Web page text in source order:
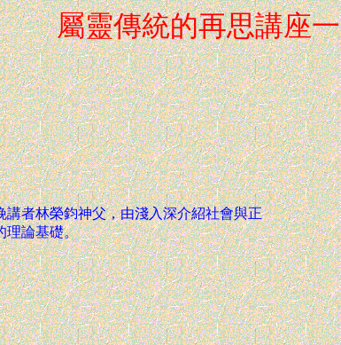
屬靈傳統的再思講座一
講者林榮鈞神父，由淺入深介紹社會與正
理論基礎。